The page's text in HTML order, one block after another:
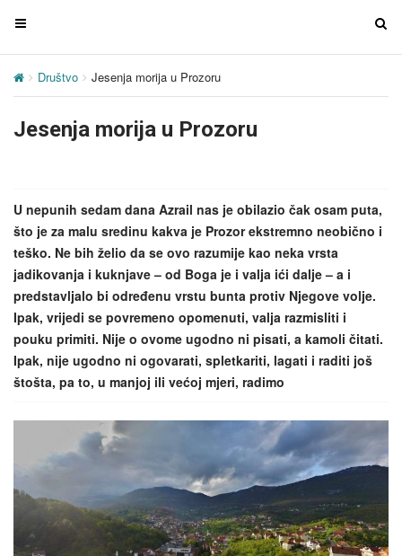
T
g
e
i
g
a
t
i
o
n
T
i
g
i
n
Društvo Jesenja morija u Prozoru
Jesenja morija u Prozoru
U nepunih sedam dana Azrail nas je obilazio čak osam puta,
što je za malu sredinu kakva je Prozor ekstremno neobično i
teško. Ne bih želio da se ovo razumije kao neka vrsta
jadikovanja i kuknjave – od Boga je i valja ići dalje – a i
predstavljalo bi određenu vrstu bunta protiv Njegove volje.
Ipak, vrijedi se povremeno opomenuti, valja razmisliti i
pouku primiti. Nije o ovome ugodno ni pisati, a kamoli čitati.
Ipak, nije ugodno ni ogovarati, spletkariti, lagati i raditi još
štošta, pa to, u manjoj ili većoj mjeri, radimo